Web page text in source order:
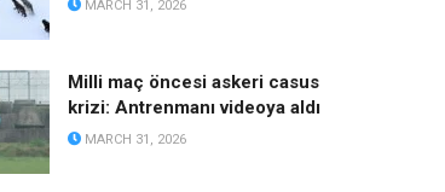
MARCH 31, 2026
Milli maç öncesi askeri casus
krizi: Antrenmanı videoya aldı
MARCH 31, 2026